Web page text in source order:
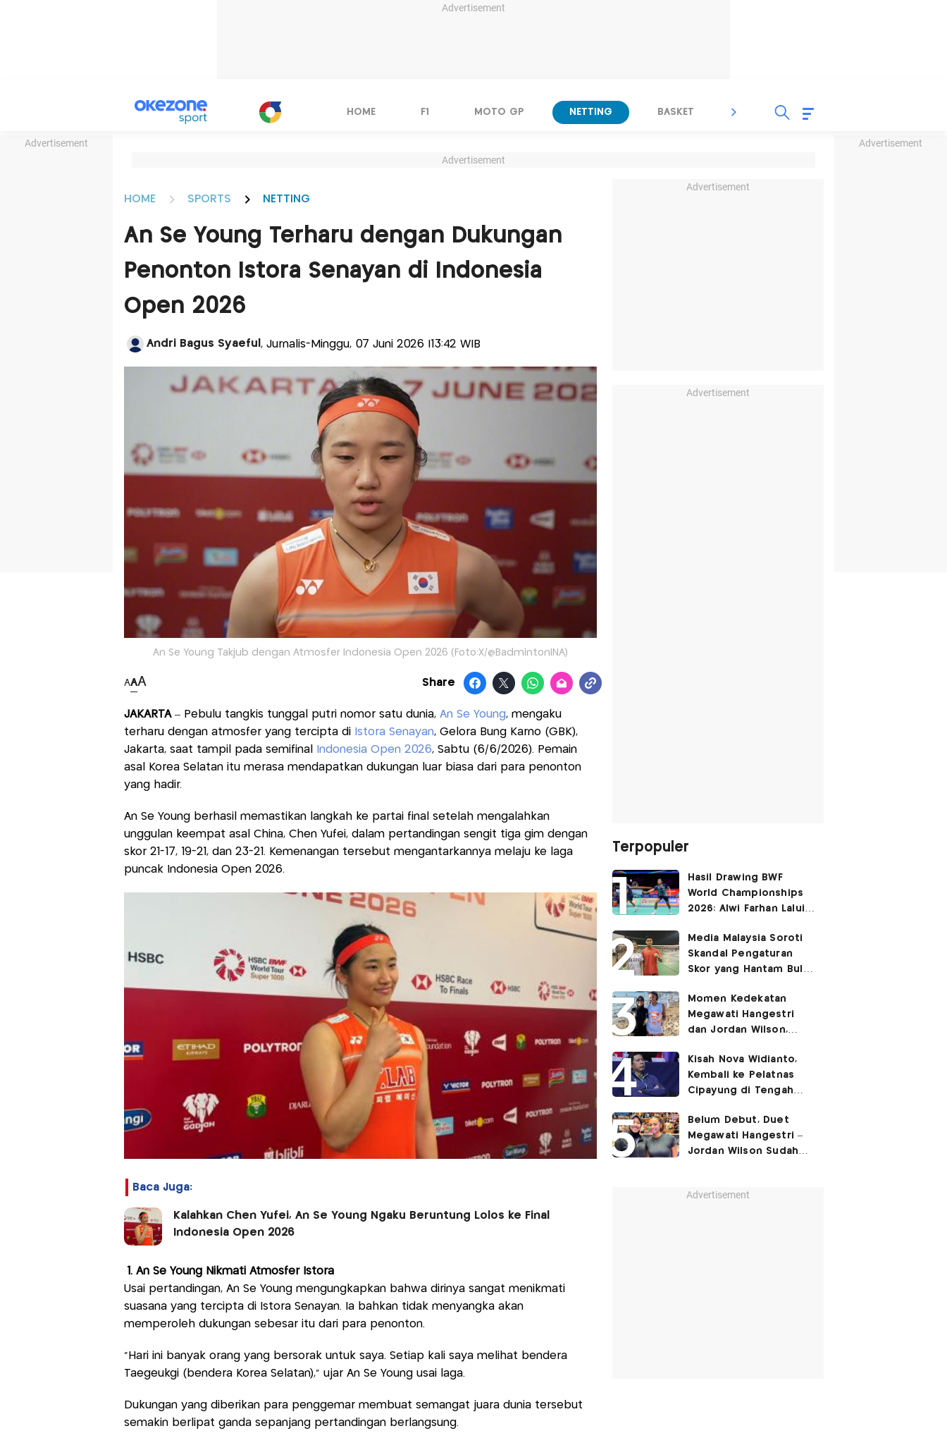
Advertisement
Advertisement Advertisement
HOME F1 MOTO GP NETTING BASKET SPORT LAIN
Advertisement
HOME SPORTS NETTING
An Se Young Terharu dengan Dukungan
Penonton Istora Senayan di Indonesia
Open 2026
Andri Bagus Syaeful , Jurnalis-Minggu, 07 Juni 2026 |13:42 WIB
An Se Young Takjub dengan Atmosfer Indonesia Open 2026 (Foto:X/@BadmintonINA)
AAA Share
JAKARTA – Pebulu tangkis tunggal putri nomor satu dunia, An Se Young, mengaku
terharu dengan atmosfer yang tercipta di Istora Senayan, Gelora Bung Karno (GBK),
Jakarta, saat tampil pada semifinal
Indonesia Open 2026, Sabtu (6/6/2026). Pemain
asal Korea Selatan itu merasa mendapatkan dukungan luar biasa dari para penonton
yang hadir.
An Se Young berhasil memastikan langkah ke partai final setelah mengalahkan
unggulan keempat asal China, Chen Yufei, dalam pertandingan sengit tiga gim dengan
skor 21-17, 19-21, dan 23-21. Kemenangan tersebut mengantarkannya melaju ke laga
puncak Indonesia Open 2026.
Baca Juga:
Kalahkan Chen Yufei, An Se Young Ngaku Beruntung Lolos ke Final
Indonesia Open 2026
1. An Se Young Nikmati Atmosfer Istora
Usai pertandingan, An Se Young mengungkapkan bahwa dirinya sangat menikmati
suasana yang tercipta di Istora Senayan. Ia bahkan tidak menyangka akan
memperoleh dukungan sebesar itu dari para penonton.
"Hari ini banyak orang yang bersorak untuk saya. Setiap kali saya melihat bendera
Taegeukgi (bendera Korea Selatan)," ujar An Se Young usai laga.
Dukungan yang diberikan para penggemar membuat semangat juara dunia tersebut
semakin berlipat ganda sepanjang pertandingan berlangsung.
Advertisement
Advertisement
Terpopuler
Hasil Drawing BWF
World Championships
2026: Alwi Farhan Lalui
Dapat Bye
Media Malaysia Soroti
Skandal Pengaturan
Skor yang Hantam Bulu
Libatkan Jafar/Felisha!
Momen Kedekatan
Megawati Hangestri
dan Jordan Wilson,
Hillstate di Pantai!
Kisah Nova Widianto,
Kembali ke Pelatnas
Cipayung di Tengah
Campuran
Belum Debut, Duet
Megawati Hangestri –
Jordan Wilson Sudah
Advertisement